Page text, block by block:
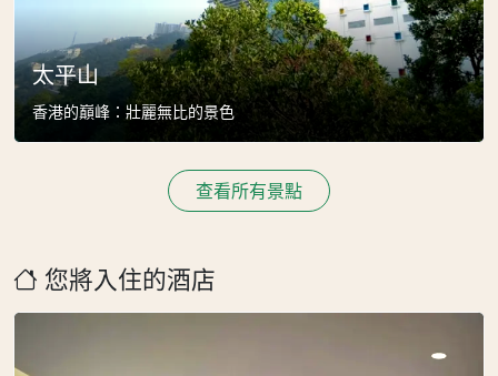
太平山
香港的巔峰：壯麗無比的景色
查看所有景點
您將入住的酒店